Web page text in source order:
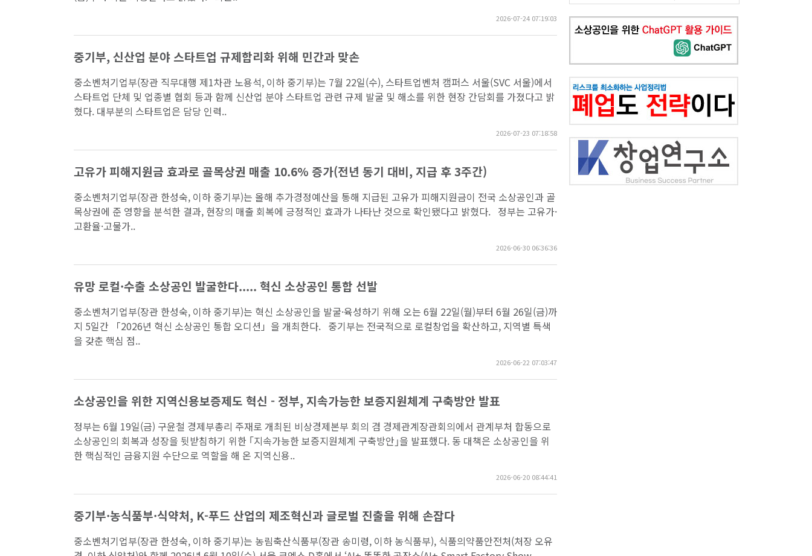
2026-07-24 07:19:03
중기부, 신산업 분야 스타트업 규제합리화 위해 민간과 맞손
중소벤처기업부(장관 직무대행 제1차관 노용석, 이하 중기부)는 7월 22일(수), 스타트업벤처 캠퍼스 서울(SVC 서울)에서
스타트업 단체 및 업종별 협회 등과 함께 신산업 분야 스타트업 관련 규제 발굴 및 해소를 위한 현장 간담회를 가졌다고 밝
혔다. 대부분의 스타트업은 담당 인력..
2026-07-23 07:18:58
고유가 피해지원금 효과로 골목상권 매출 10.6% 증가(전년 동기 대비, 지급 후 3주간)
중소벤처기업부(장관 한성숙, 이하 중기부)는 올해 추가경정예산을 통해 지급된 고유가 피해지원금이 전국 소상공인과 골
목상권에 준 영향을 분석한 결과, 현장의 매출 회복에 긍정적인 효과가 나타난 것으로 확인됐다고 밝혔다. 정부는 고유가·
고환율·고물가..
2026-06-30 06:36:36
유망 로컬·수출 소상공인 발굴한다..... 혁신 소상공인 통합 선발
중소벤처기업부(장관 한성숙, 이하 중기부)는 혁신 소상공인을 발굴·육성하기 위해 오는 6월 22일(월)부터 6월 26일(금)까
지 5일간 「2026년 혁신 소상공인 통합 오디션」을 개최한다. 중기부는 전국적으로 로컬창업을 확산하고, 지역별 특색
을 갖춘 핵심 점..
2026-06-22 07:03:47
소상공인을 위한 지역신용보증제도 혁신 - 정부, 지속가능한 보증지원체계 구축방안 발표
정부는 6월 19일(금) 구윤철 경제부총리 주재로 개최된 비상경제본부 회의 겸 경제관계장관회의에서 관계부처 합동으로
소상공인의 회복과 성장을 뒷받침하기 위한 ｢지속가능한 보증지원체계 구축방안｣을 발표했다. 동 대책은 소상공인을 위
한 핵심적인 금융지원 수단으로 역할을 해 온 지역신용..
2026-06-20 08:44:41
중기부·농식품부·식약처, K-푸드 산업의 제조혁신과 글로벌 진출을 위해 손잡다
중소벤처기업부(장관 한성숙, 이하 중기부)는 농림축산식품부(장관 송미령, 이하 농식품부), 식품의약품안전처(처장 오유